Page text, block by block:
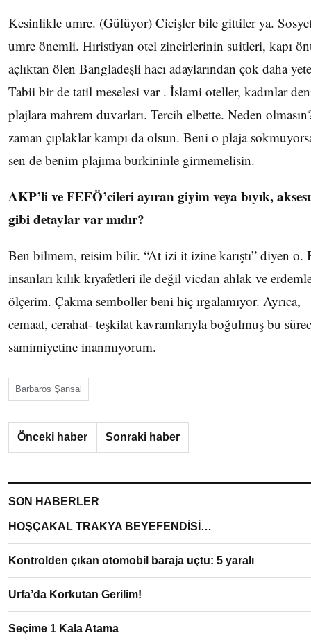
Kesinlikle umre. (Gülüyor) Cicişler bile gittiler ya.
umre önemli. Hıristiyan otel zincirlerinin suitleri, kapı
açlıktan ölen Bangladeşli hacı adaylarından çok daha
Tabii bir de tatil meselesi var . İslami oteller, kadınlar
plajlara mahrem duvarları. Tercih elbette. Neden
zaman çıplaklar kampı da olsun. Beni o plaja
sen de benim plajıma burkininle girmemelisin.
AKP’li ve FEFÖ’cileri ayıran giyim veya bıyık,
gibi detaylar var mıdır?
Ben bilmem, reisim bilir. “At izi it izine karıştı” diyen o.
insanları kılık kıyafetleri ile değil vicdan ahlak ve
ölçerim. Çakma semboller beni hiç ırgalamıyor. Ayrıca,
cemaat, cerahat- teşkilat kavramlarıyla boğulmuş bu
samimiyetine inanmıyorum.
Barbaros Şansal
Önceki haber Sonraki haber
SON HABERLER
HOŞÇAKAL TRAKYA BEYEFENDİSİ…
Kontrolden çıkan otomobil baraja uçtu: 5 yaralı
Urfa’da Korkutan Gerilim!
Seçime 1 Kala Atama